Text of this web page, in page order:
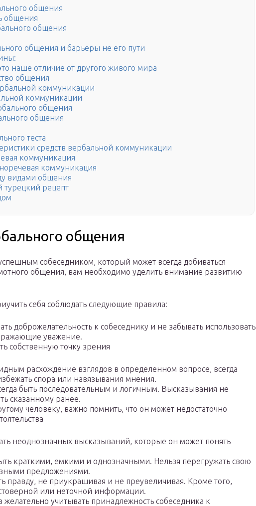
общения
общения
общения
общения и барьеры не его пути
наше отличие от другого живого мира
общения
коммуникации
коммуникации
общения
общения
теста
средств вербальной коммуникации
коммуникация
коммуникация
видами общения
рецепт
общения
собеседником, который может всегда добиваться
общения, вам необходимо уделить внимание развитию
себя соблюдать следующие правила:
доброжелательность к собеседнику и не забывать использовать
уважение.
собственную точку зрения
расхождение взглядов в определенном вопросе, всегда
спора или навязывания мнения.
быть последовательным и логичным. Высказывания не
сказанному ранее.
человеку, важно помнить, что он может недостаточно
неоднозначных высказываний, которые он может понять
краткими, емкими и однозначными. Нельзя перегружать свою
предложениями.
правду, не приукрашивая и не преувеличивая. Кроме того,
или неточной информации.
учитывать принадлежность собеседника к